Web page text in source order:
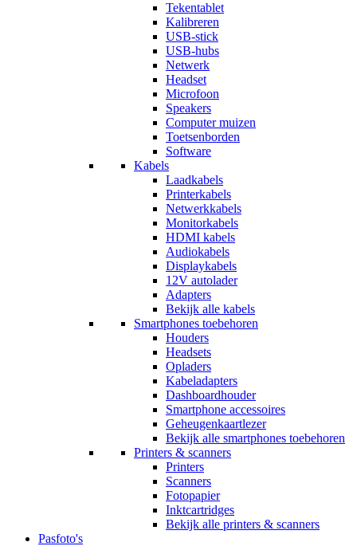
Tekentablet
Kalibreren
USB-stick
USB-hubs
Netwerk
Headset
Microfoon
Speakers
Computer muizen
Toetsenborden
Software
Kabels
Laadkabels
Printerkabels
Netwerkkabels
Monitorkabels
HDMI kabels
Audiokabels
Displaykabels
12V autolader
Adapters
Bekijk alle kabels
Smartphones toebehoren
Houders
Headsets
Opladers
Kabeladapters
Dashboardhouder
Smartphone accessoires
Geheugenkaartlezer
Bekijk alle smartphones toebehoren
Printers & scanners
Printers
Scanners
Fotopapier
Inktcartridges
Bekijk alle printers & scanners
Pasfoto's